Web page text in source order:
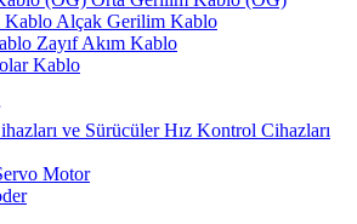
Alçak Gerilim Kablo
Zayıf Akım Kablo
Kablo
Hız Kontrol Cihazları
Motor